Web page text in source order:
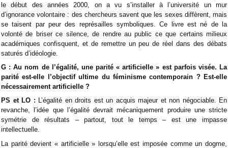
le début des années 2000, on a vu s’installer à l’université un mur
d’ignorance volontaire : des chercheurs savent que les sexes diffèrent, mais
se taisent par peur des représailles symboliques. Ce livre est né de la
volonté de briser ce silence, de rendre au public ce que certains milieux
académiques confisquent, et de remettre un peu de réel dans des débats
saturés d’idéologie.
G : Au nom de l’égalité, une parité « artificielle » est parfois visée. La
parité est-elle l’objectif ultime du féminisme contemporain ? Est-elle
nécessairement artificielle ?
PS et LO : L’égalité en droits est un acquis majeur et non négociable. En
revanche, l’idée que l’égalité devrait mécaniquement produire une stricte
symétrie de résultats – partout, tout le temps – est une impasse
intellectuelle.
La parité devient « artificielle » lorsqu’elle est imposée comme un dogme,